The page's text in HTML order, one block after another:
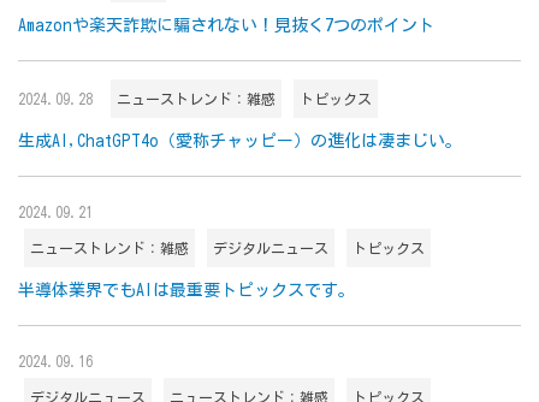
Amazonや楽天詐欺に騙されない！見抜く7つのポイント
2024.09.28 ニューストレンド：雑感 トピックス
生成AI,ChatGPT4o（愛称チャッピー）の進化は凄まじい。
2024.09.21
ニューストレンド：雑感 デジタルニュース トピックス
半導体業界でもAIは最重要トピックスです。
2024.09.16
デジタルニュース ニューストレンド：雑感 トピックス